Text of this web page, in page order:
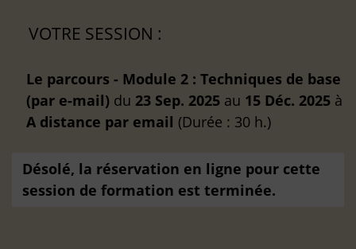
VOTRE SESSION :
Le parcours - Module 2 : Techniques de base
(par e-mail) du 23 Sep. 2025 au 15 Déc. 2025 à
A distance par email (Durée : 30 h.)
Désolé, la réservation en ligne pour cette
session de formation est terminée.